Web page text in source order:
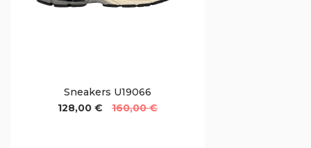
Sneakers U19066
128,00 €
160,00 €